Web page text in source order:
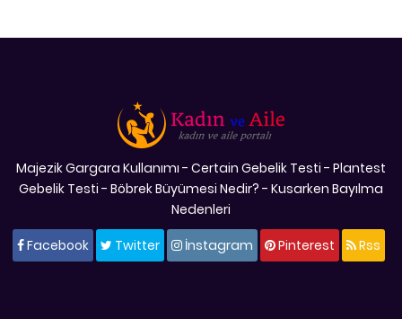
Majezik Gargara Kullanımı - Certain Gebelik Testi - Plantest
Gebelik Testi - Böbrek Büyümesi Nedir? - Kusarken Bayılma
Nedenleri
Facebook
Twitter İnstagram Pinterest Rss